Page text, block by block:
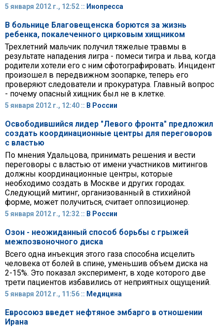
5 января 2012 г., 12:52 :: Инопресса
В больнице Благовещенска борются за жизнь
ребенка, покалеченного цирковым хищником
Трехлетний мальчик получил тяжелые травмы в
результате нападения лигра - помеси тигра и льва, когда
родители хотели его с ним сфотографировать. Инцидент
произошел в передвижном зоопарке, теперь его
проверяют следователи и прокуратура. Главный вопрос
- почему опасный хищник был не в клетке.
5 января 2012 г., 12:40 :: В России
Освободившийся лидер "Левого фронта" предложил
создать координационные центры для переговоров
с властью
По мнения Удальцова, принимать решения и вести
переговоры с властью от имени участников митингов
должны координационные центры, которые
необходимо создать в Москве и других городах.
Следующий митинг, организованный в стихийной
форме, может получиться, считает оппозиционер.
5 января 2012 г., 12:32 :: В России
Озон - неожиданный способ борьбы с грыжей
межпозвоночного диска
Всего одна инъекция этого газа способна исцелить
человека от болей в спине, уменьшив объем диска на
2-15%. Это показал эксперимент, в ходе которого две
трети пациентов избавились от неприятных ощущений.
5 января 2012 г., 11:56 :: Медицина
Евросоюз введет нефтяное эмбарго в отношении
Ирана